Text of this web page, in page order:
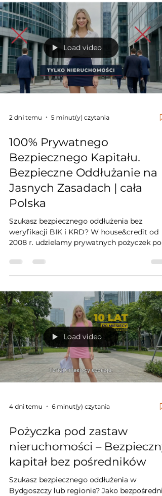
kategorycznie odrzucając zastaw na autach.
Odwiedź pozyczkapodzastaw.eu, skonsultuj
swoją Księgę Wieczystą w 120 minut i
odzyskaj płynność.
Load video
2 dni temu 5 minut(y) czytania
100% Prywatnego
Bezpiecznego Kapitału.
Bezpieczne Oddłużanie na
Jasnych Zasadach | cała
Polska
Szukasz bezpiecznego oddłużenia bez
weryfikacji BIK i KRD? W house&credit od
2008 r. udzielamy prywatnych pożyczek pod
gruntów rolnych w całej Polsce.
Gwarantujemy pełną amortyzację nawet na
majątku – zabezpieczenie wpisujemy
wyłącznie w Dziale IV Księgi Wieczystej.
Omiń procedury bankowe, uzyskaj
kapitał i odbierz decyzję finansową w 120
minut.
Load video
4 dni temu 6 minut(y) czytania
Pożyczka pod zastaw
nieruchomości – Bezpieczny
kapitał bez pośredników
Szukasz bezpiecznego oddłużenia w
Bydgoszczy lub regionie? Jako bezpośredni